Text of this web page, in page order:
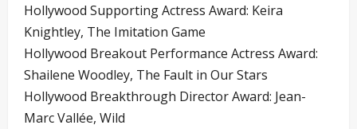
Hollywood Supporting Actress Award: Keira
Knightley, The Imitation Game
Hollywood Breakout Performance Actress Award:
Shailene Woodley, The Fault in Our Stars
Hollywood Breakthrough Director Award: Jean-
Marc Vallée, Wild